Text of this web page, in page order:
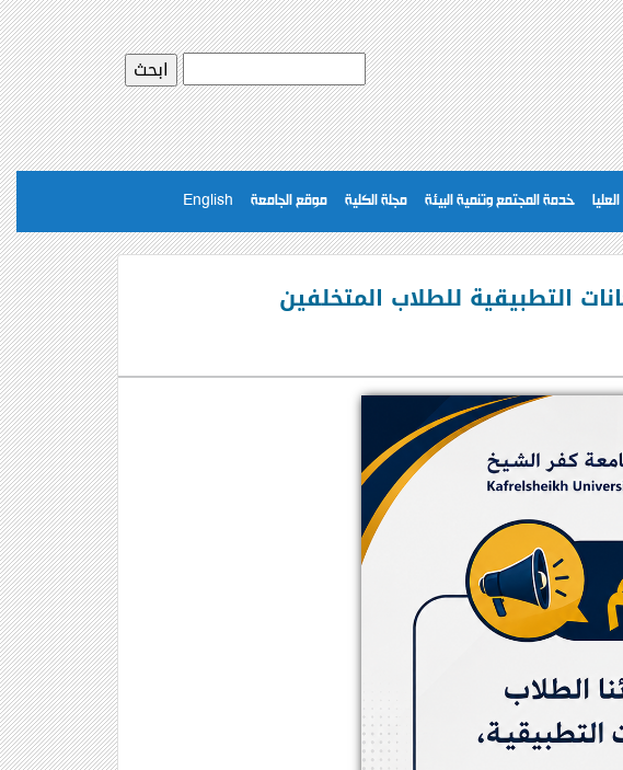
خدمة المجتمع وتنمية البيئة مجلة الكلية موقع الجامعة English